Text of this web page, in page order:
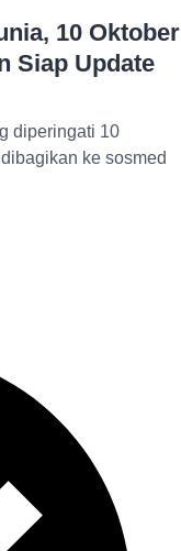
10 Oktober
Siap Update
diperingati 10
ke sosmed